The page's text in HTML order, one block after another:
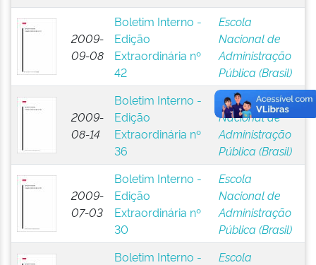
2009-
09-08
Boletim Interno -
Edição
Extraordinária nº
42
Escola
Nacional de
Administração
Pública (Brasil)
2009-
08-14
Boletim Interno -
Edição
Extraordinária nº
36
Escola
Nacional de
Administração
Pública (Brasil)
2009-
07-03
Boletim Interno -
Edição
Extraordinária nº
30
Escola
Nacional de
Administração
Pública (Brasil)
Boletim Interno -
Escola